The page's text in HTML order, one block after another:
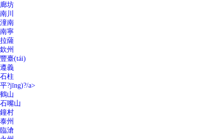
廊坊
南川
潼南
南寧
拉薩
欽州
豐臺(tái)
遵義
石柱
平?jīng)?/a>
鶴山
石嘴山
鐘村
泰州
臨滄